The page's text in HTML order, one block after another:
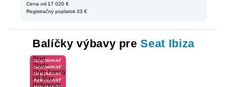
Cena od 17 020 €
Registračný poplatok 33 €
Balíčky výbavy preSeat Ibiza
porovnať
výbavu
Start
porovnať
výbavu
Start+
porovnať
výbavu
Style Family
porovnať
FR Max
Reference